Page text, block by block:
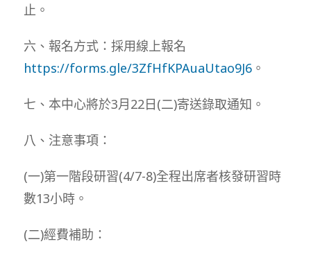
止。
六、報名方式：採用線上報名
https://forms.gle/3ZfHfKPAuaUtao9J6。
七、本中心將於3月22日(二)寄送錄取通知。
八、注意事項：
(一)第一階段研習(4/7-8)全程出席者核發研習時
數13小時。
(二)經費補助：